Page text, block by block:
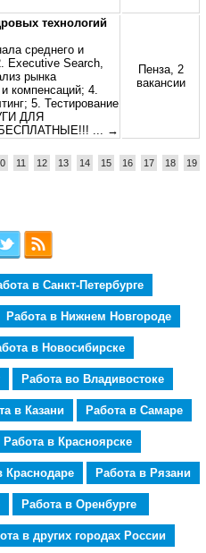
технологий
среднего и
Executive Search,
рынка
компенсаций; 4.
5. Тестирование
ДЛЯ
... →
Пенза, 2
вакансии
11 12 13 14 15 16 17 18
19
в Санкт-Петербурге
Работа в Нижнем Новгороде
в Новосибирске
Работа во Владивостоке
в Казани Работа в Самаре
Работа в Красноярске
Краснодаре Работа в Рязани
Работа в Оренбурге
в других городах России